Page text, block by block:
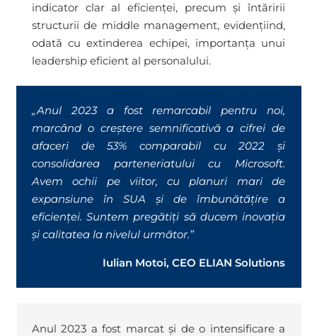
indicator clar al eficienței, precum și întăririi
structurii de middle management, evidențiind,
odată cu extinderea echipei, importanța unui
leadership eficient al personalului.
„Anul 2023 a fost remarcabil pentru noi,
marcând o creștere semnificativă a cifrei de
afaceri de 53% comparabil cu 2022 și
consolidarea parteneriatului cu Microsoft.
Avem ochii pe viitor, cu planuri mari de
expansiune în SUA și de îmbunătățire a
eficienței. Suntem pregătiți să ducem inovația
și calitatea la nivelul următor.”
Iulian Motoi, CEO ELIAN Solutions
Anul 2023 a fost marcat și de o intensificare a